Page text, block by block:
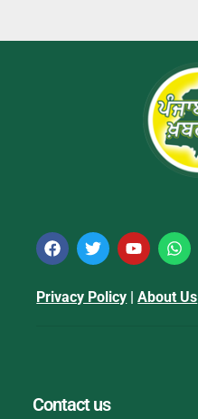
Privacy Policy |About Us
Contact us